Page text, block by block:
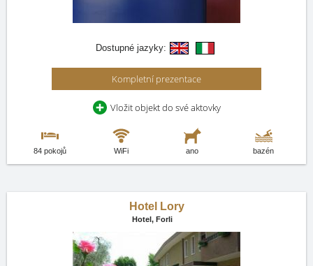
Dostupné jazyky:
Kompletní prezentace
Vložit objekt do své aktovky
84 pokojů WiFi ano bazén
Hotel Lory
Hotel, Forli